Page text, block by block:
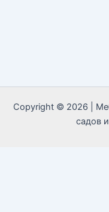
Copyright © 2026 |
садов